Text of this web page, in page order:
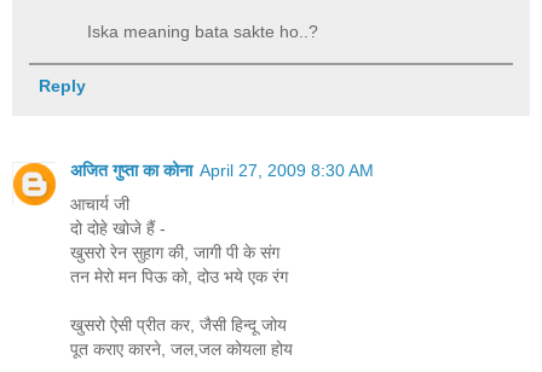
Iska meaning bata sakte ho..?
Reply
अजित गुप्ता का कोना April 27, 2009 8:30 AM
आचार्य जी
दो दोहे खोजे हैं -
खुसरो रेन सुहाग की, जागी पी के संग
तन मेरो मन पिऊ को, दोउ भये एक रंग
खुसरो ऐसी प्रीत कर, जैसी हिन्‍दू जोय
पूत कराए कारने, जल,जल कोयला होय